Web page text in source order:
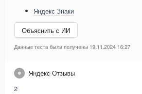
Яндекс Знаки
Объяснить с ИИ
Данные теста были получены 19.11.2024 16:27
Яндекс Отзывы
2